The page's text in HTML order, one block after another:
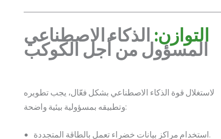
التوازن:الذكاء الاصطناعي
المسؤول من أجل الكوكب
لاستغلال قوة الذكاء الاصطناعي بشكل فعّال، يجب تطويره
وتطبيقه بمسؤولية بيئية واضحة:
استخدام مراكز بيانات خضراء تعمل بالطاقة المتجددة.